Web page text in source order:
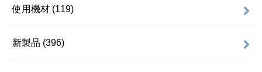
使用機材 (119)
新製品 (396)